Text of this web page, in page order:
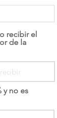
recibir el
de la
y no es